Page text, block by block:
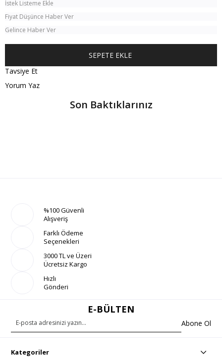
İstek Listeme Ekle
Fiyat Düşünce Haber Ver
Gelince Haber Ver
Tavsiye Et
Yorum Yaz
Son Baktıklarınız
%100 Güvenli
Alışveriş
Farklı Ödeme
Seçenekleri
3000 TL ve Üzeri
Ücretsiz Kargo
Hızlı
Gönderi
E-BÜLTEN
Abone Ol
Kategoriler